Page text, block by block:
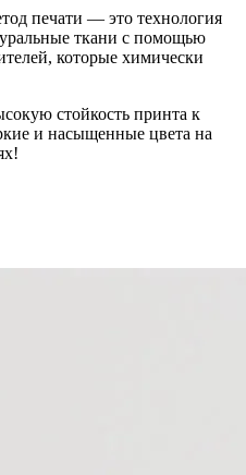
печати — это технология
ткани с помощью
которые химически
стойкость принта к
и насыщенные цвета на